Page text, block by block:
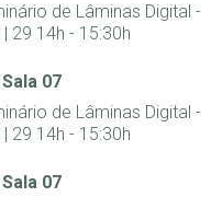
de Lâminas Digital -
29 14h - 15:30h
Sala 07
de Lâminas Digital -
29 14h - 15:30h
Sala 07